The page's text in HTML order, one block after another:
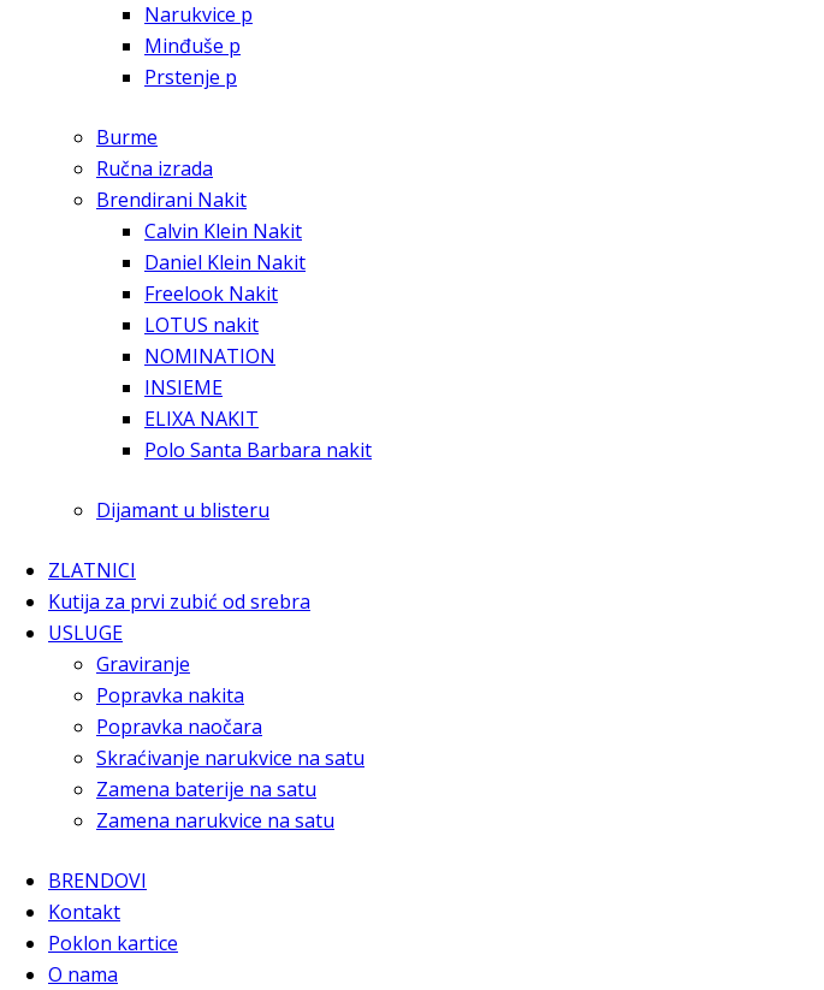
Narukvice p
Minđuše p
Prstenje p
Burme
Ručna izrada
Brendirani Nakit
Calvin Klein Nakit
Daniel Klein Nakit
Freelook Nakit
LOTUS nakit
NOMINATION
INSIEME
ELIXA NAKIT
Polo Santa Barbara nakit
Dijamant u blisteru
ZLATNICI
Kutija za prvi zubić od srebra
USLUGE
Graviranje
Popravka nakita
Popravka naočara
Skraćivanje narukvice na satu
Zamena baterije na satu
Zamena narukvice na satu
BRENDOVI
Kontakt
Poklon kartice
O nama